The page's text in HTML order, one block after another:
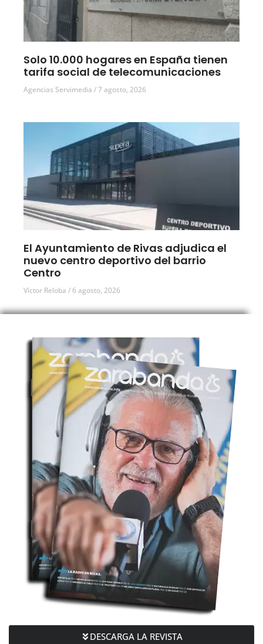
Solo 10.000 hogares en España tienen
tarifa social de telecomunicaciones
Agencias Servimedia 7 agosto, 2026
El Ayuntamiento de Rivas adjudica el
nuevo centro deportivo del barrio
Centro
Víctor Reloba 6 agosto, 2026
DESCARGA LA REVISTA